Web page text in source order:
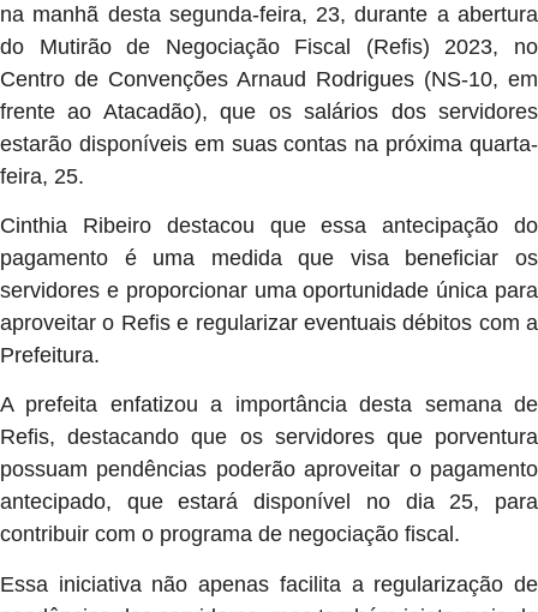
na manhã desta segunda-feira, 23, durante a abertura
do Mutirão de Negociação Fiscal (Refis) 2023, no
Centro de Convenções Arnaud Rodrigues (NS-10, em
frente ao Atacadão), que os salários dos servidores
estarão disponíveis em suas contas na próxima quarta-
feira, 25.
Cinthia Ribeiro destacou que essa antecipação do
pagamento é uma medida que visa beneficiar os
servidores e proporcionar uma oportunidade única para
aproveitar o Refis e regularizar eventuais débitos com a
Prefeitura.
A prefeita enfatizou a importância desta semana de
Refis, destacando que os servidores que porventura
possuam pendências poderão aproveitar o pagamento
antecipado, que estará disponível no dia 25, para
contribuir com o programa de negociação fiscal.
Essa iniciativa não apenas facilita a regularização de